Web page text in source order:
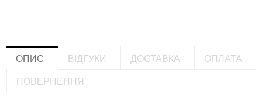
ОПИС ВІДГУКИ ДОСТАВКА
ОПЛАТА
ПОВЕРНЕННЯ